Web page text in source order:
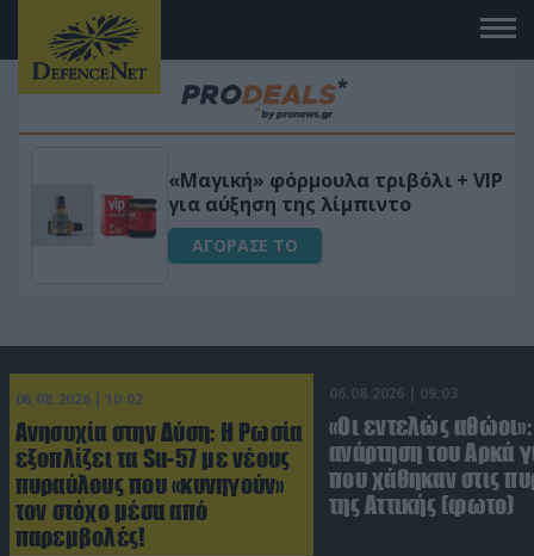
«Μαγική» φόρμουλα τριβόλι + VIP
για αύξηση της λίμπιντο
ΑΓΟΡΑΣΕ ΤΟ
06.08.2026 | 10:02
Ανησυχία στην Δύση: H Ρωσία
εξοπλίζει τα Su-57 με νέους
πυραύλους που «κυνηγούν»
τον στόχο μέσα από
παρεμβολές!
06.08.2026 | 09:03
«Οι εντελώς
ανάρτηση του Αρκά
που χάθηκαν στις
της Αττικής (φωτο)